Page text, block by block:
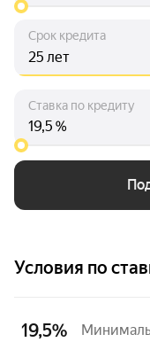
Срок кредита
лет
Ставка по кредиту
%
Условия по
19,5%